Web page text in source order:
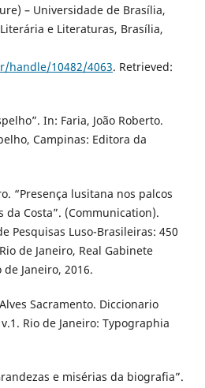
– Universidade de Brasília,
e Literaturas, Brasília,
handle/10482/4063. Retrieved:
In: Faria, João Roberto.
Campinas: Editora da
“Presença lusitana nos palcos
da Costa”. (Communication).
Pesquisas Luso-Brasileiras: 450
de Janeiro, Real Gabinete
Janeiro, 2016.
Sacramento. Diccionario
Rio de Janeiro: Typographia
e misérias da biografia”.